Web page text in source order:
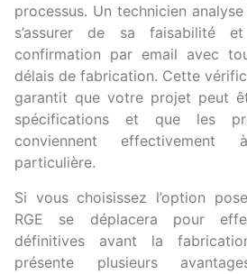
processus. Un technicien
s’assurer de sa faisabilité
confirmation par email avec
délais de fabrication. Cette
garantit que votre projet peut
spécifications et que les
conviennent
particulière.
Si vous choisissez l’option
RGE se déplacera pour
définitives avant la
présente plusieurs